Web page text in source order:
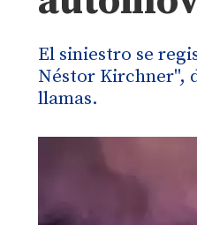
El siniestro se
Néstor Kirchner",
llamas.